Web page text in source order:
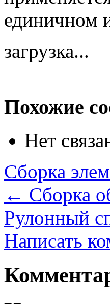
единичном
загрузка...
Похожие
Нет
Сборка
← Сборка
Рулонный
Написать